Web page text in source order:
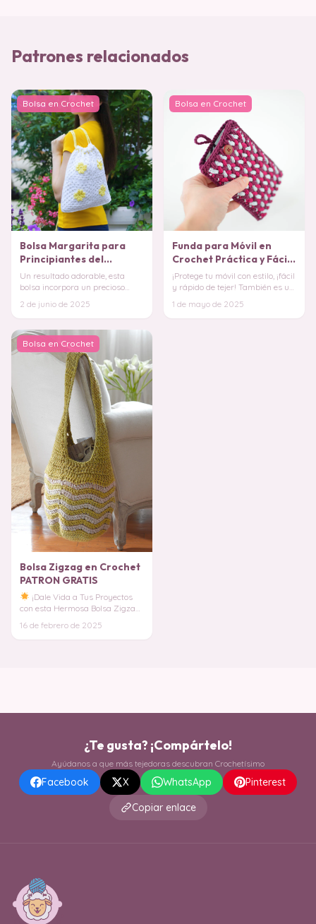
Patrones relacionados
Bolsa en Crochet
Bolsa Margarita para
Principiantes del
Crochet PATRON
Un resultado adorable, esta
bolsa incorpora un precioso
un aire fres
2 de junio de 2025
Bolsa en Crochet
Funda para Móvil en
Crochet Práctica y Fácil
PATRON GRATIS
¡Protege tu móvil con estilo, ¡fácil
y rápido de tejer! También es un
1 de mayo de 2025
Bolsa en Crochet
Bolsa Zigzag en Crochet
PATRON GRATIS
¡Dale Vida a Tus Proyectos
con esta Hermosa Bolsa Zigzag
del arte del
16 de febrero de 2025
¿Te gusta? ¡Compártelo!
Ayúdanos a que más tejedoras descubran Crochetísimo
Facebook X WhatsApp
Pinterest
Copiar enlace